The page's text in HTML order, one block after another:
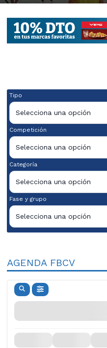
Tipo
Selecciona una opción
Competición
Selecciona una opción
Categoría
Selecciona una opción
Fase y grupo
Selecciona una opción
AGENDA FBCV